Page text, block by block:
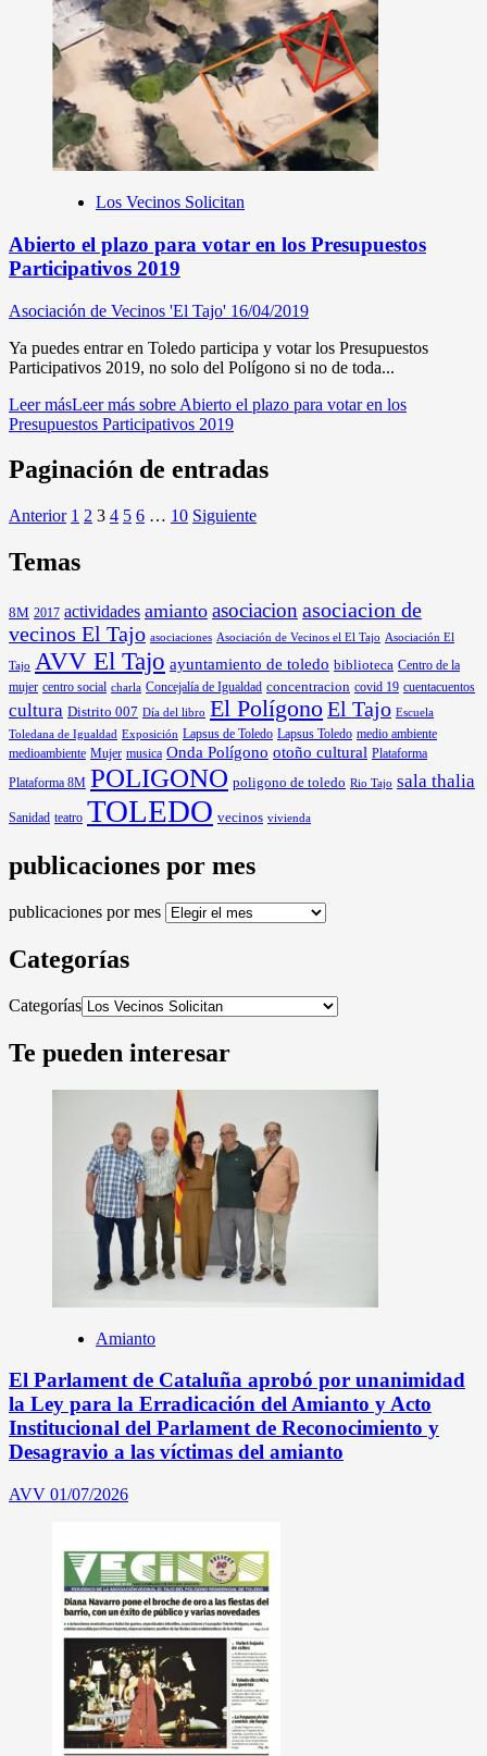
Los Vecinos Solicitan
Abierto el plazo para votar en los Presupuestos
Participativos 2019
Asociación de Vecinos 'El Tajo' 16/04/2019
Ya puedes entrar en Toledo participa y votar los Presupuestos
Participativos 2019, no solo del Polígono si no de toda...
Leer másLeer más sobre Abierto el plazo para votar en los
Presupuestos Participativos 2019
Paginación de entradas
Anterior 1 2 3 4 5 6 … 10 Siguiente
Temas
8M 2017 actividades amianto asociacion asociacion de
vecinos El Tajo asociaciones Asociación de Vecinos el El Tajo Asociación El
Tajo AVV El Tajo ayuntamiento de toledo biblioteca Centro de la
mujer centro social charla Concejalía de Igualdad concentracion covid 19 cuentacuentos
cultura Distrito 007 Día del libro El PolígonoEl Tajo Escuela
Toledana de Igualdad Exposición Lapsus de Toledo Lapsus Toledo medio ambiente
medioambiente Mujer musica Onda Polígono otoño cultural Plataforma
Plataforma 8M POLIGONO poligono de toledo Rio Tajo sala thalia
Sanidad teatro TOLEDO vecinos vivienda
publicaciones por mes
publicaciones por mes
Categorías
Categorías
Te pueden interesar
Amianto
El Parlament de Cataluña aprobó por unanimidad
la Ley para la Erradicación del Amianto y Acto
Institucional del Parlament de Reconocimiento y
Desagravio a las víctimas del amianto
AVV 01/07/2026